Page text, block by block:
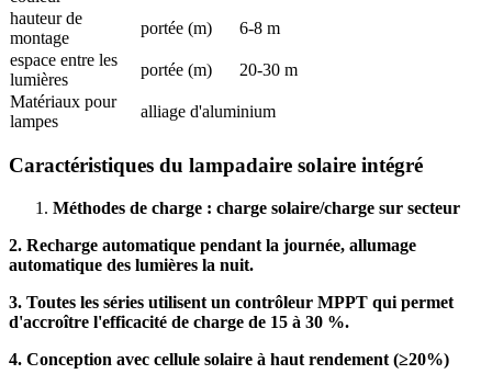
hauteur de
montage
portée (m)
6-8 m
espace entre les
lumières
portée (m)
20-30 m
Matériaux pour
lampes
alliage d'aluminium
Caractéristiques du lampadaire solaire intégré
Méthodes de charge : charge solaire/charge sur secteur
2. Recharge automatique pendant la journée, allumage
automatique des lumières la nuit.
3. Toutes les séries utilisent un contrôleur MPPT qui permet
d'accroître l'efficacité de charge de 15 à 30 %.
4. Conception avec cellule solaire à haut rendement (≥20%)